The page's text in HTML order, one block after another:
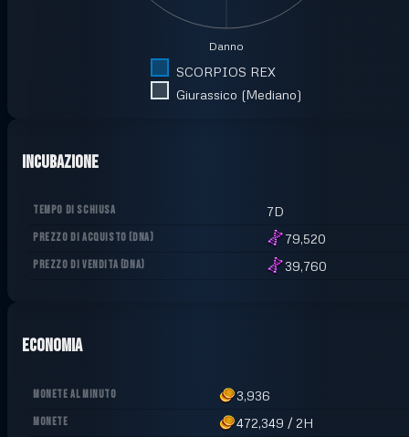
Danno
SCORPIOS REX
Giurassico (Mediano)
Incubazione
TEMPO DI SCHIUSA 7D
PREZZO DI ACQUISTO (DNA) 79,520
PREZZO DI VENDITA (DNA) 39,760
Economia
MONETE AL MINUTO 3,936
MONETE 472,349 / 2H